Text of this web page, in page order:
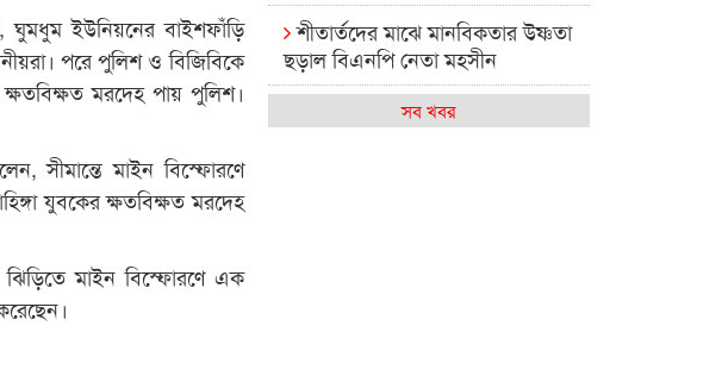
ঘুমধুম ইউনিয়নের বাইশফাঁড়ি
পরে পুলিশ ও বিজিবিকে
মরদেহ পায় পুলিশ।
সীমান্তে মাইন বিস্ফোরণে
যুবকের ক্ষতবিক্ষত মরদেহ
মাইন বিস্ফোরণে এক
শীতার্তদের মাঝে মানবিকতার উষ্ণতা
ছড়াল বিএনপি নেতা মহসীন
রাজশাহী কলেজের মিষ্টি বিকেল
সব খবর